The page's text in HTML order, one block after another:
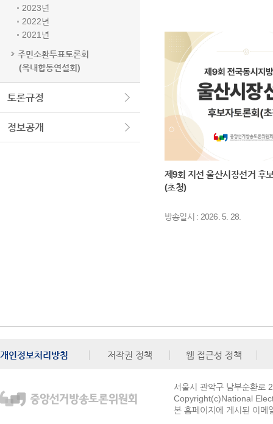
2023년
2022년
2021년
주민소환투표토론회
(옥내합동연설회)
토론규정
정보공개
제9회 지선 울산시장선거 후
(초청)
방송일시 : 2026. 5. 28.
개인정보처리방침 저작권 정책 웹 접근성 정책
서울시 관악구 남부순환로
Copyright(c)National
본 홈페이지에 게시된 이메